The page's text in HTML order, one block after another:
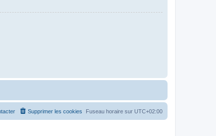
Fuseau horaire sur UTC+02:00
Supprimer les cookies